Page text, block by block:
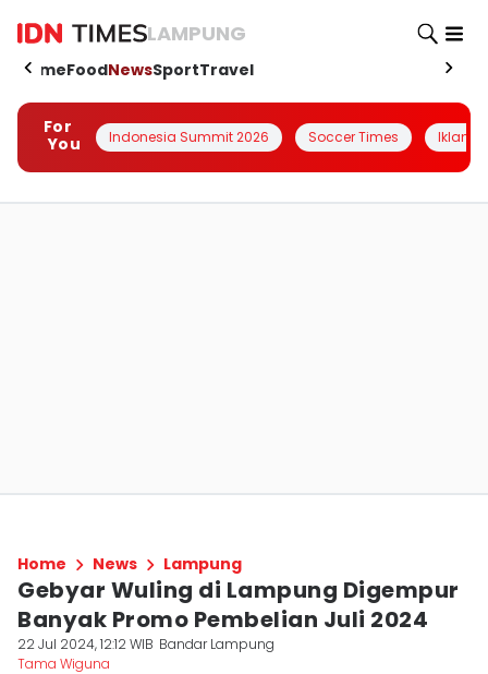
LAMPUNG
HomeFoodNewsSportTravel
For
You
Indonesia Summit 2026 Soccer Times Iklanin
Home News Lampung
Gebyar Wuling di Lampung Digempur
Banyak Promo Pembelian Juli 2024
22 Jul 2024, 12:12 WIB Bandar Lampung
Tama Wiguna